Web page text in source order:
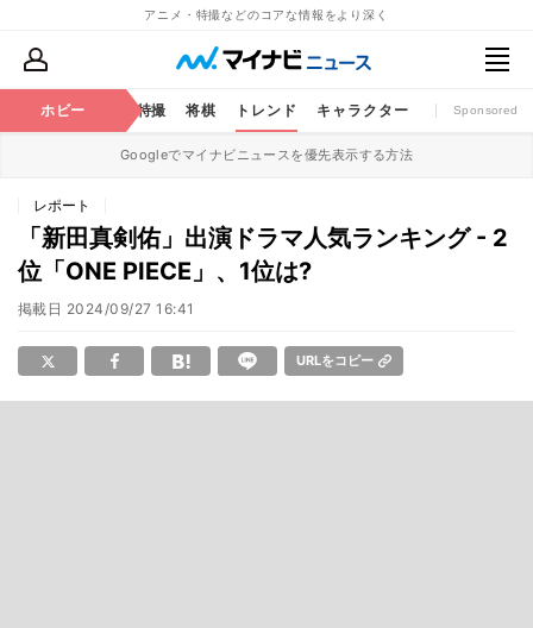
アニメ・特撮などのコアな情報をより深く
ホビー
おもちゃ 特撮 将棋 トレンド キャラクター Sponsored
Googleでマイナビニュースを優先表示する方法
レポート
「新田真剣佑」出演ドラマ人気ランキング - 2
位「ONE PIECE」、1位は?
掲載日 2024/09/27 16:41
URLをコピー